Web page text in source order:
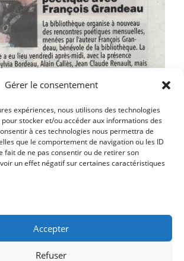
Gérer le consentement
expériences, nous utilisons des technologies
stocker et/ou accéder aux informations des
à ces technologies nous permettra de
que le comportement de navigation ou les ID
fait de ne pas consentir ou de retirer son
un effet négatif sur certaines caractéristiques
Accepter
Refuser
QUI TRANSCENDE LES
LE PREMIER SPECTACLE DE LA SAISON